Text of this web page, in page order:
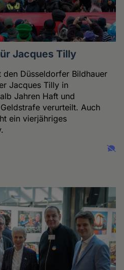
Jacques Tilly
den Düsseldorfer Bildhauer
Jacques Tilly in
Jahren Haft und
verurteilt. Auch
ein vierjähriges